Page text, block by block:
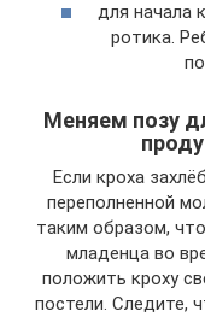
для начала
ротика.
Меняем позу
Если кроха
переполненной
таким образом,
младенца во
положить кроху
постели. Следите,